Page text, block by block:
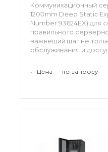
Коммуникационный
1200mm Deep Static
Number 93624EX) для
правильного
важнеший шаг не
обслуживания и
• Цена — по запросу